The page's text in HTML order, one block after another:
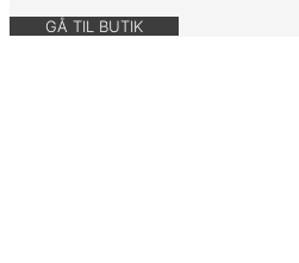
GÅ TIL BUTIK